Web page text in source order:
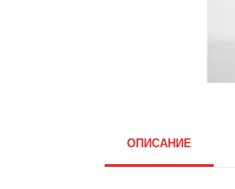
ОПИСАНИЕ